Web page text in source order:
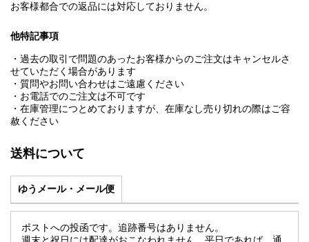
お客様都合での返品には対応しておりません。
他特記事項
・過去の取引で問題のあったお客様からのご注文はキャンセルさ
せていただく場合があります
・質問やお問い合わせはご遠慮ください
・お電話でのご注文は不可です
・在庫管理につとめておりますが、在庫なし売り切れの際はご容
赦ください
送料について
ゆうメール・メール便
ポストへの投函です。追跡番号はありません。